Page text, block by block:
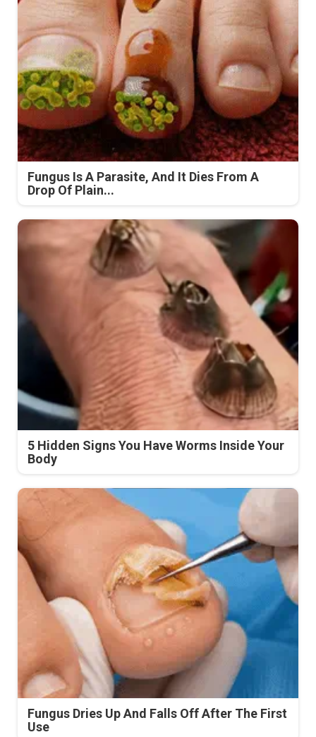
Fungus Is A Parasite, And It Dies From A
Drop Of Plain...
5 Hidden Signs You Have Worms Inside Your
Body
Fungus Dries Up And Falls Off After The First
Use